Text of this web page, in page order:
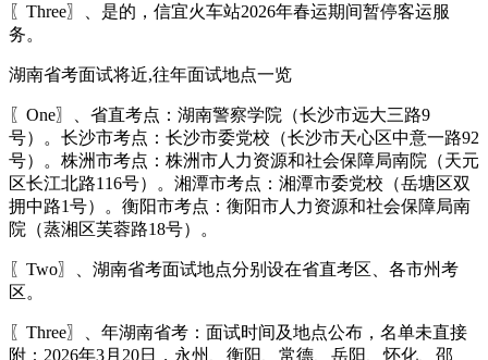
〖Three〗、是的，信宜火车站2026年春运期间暂停客运服
务。
湖南省考面试将近,往年面试地点一览
〖One〗、省直考点：湖南警察学院（长沙市远大三路9
号）。长沙市考点：长沙市委党校（长沙市天心区中意一路92
号）。株洲市考点：株洲市人力资源和社会保障局南院（天元
区长江北路116号）。湘潭市考点：湘潭市委党校（岳塘区双
拥中路1号）。衡阳市考点：衡阳市人力资源和社会保障局南
院（蒸湘区芙蓉路18号）。
〖Two〗、湖南省考面试地点分别设在省直考区、各市州考
区。
〖Three〗、年湖南省考：面试时间及地点公布，名单未直接
附：2026年3月20日，永州、衡阳、常德、岳阳、怀化、邵